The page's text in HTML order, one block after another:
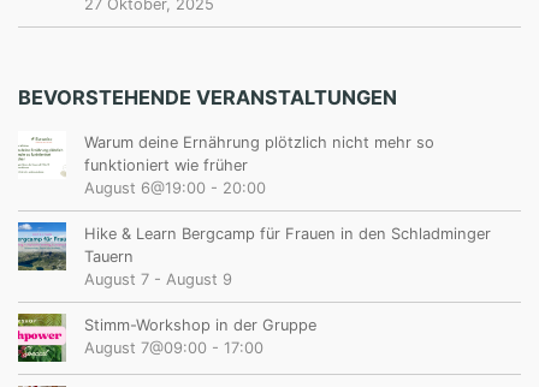
27 Oktober, 2025
BEVORSTEHENDE VERANSTALTUNGEN
Warum deine Ernährung plötzlich nicht mehr so
funktioniert wie früher
August 6@19:00 - 20:00
Hike & Learn Bergcamp für Frauen in den Schladminger
Tauern
August 7 - August 9
Stimm-Workshop in der Gruppe
August 7@09:00 - 17:00